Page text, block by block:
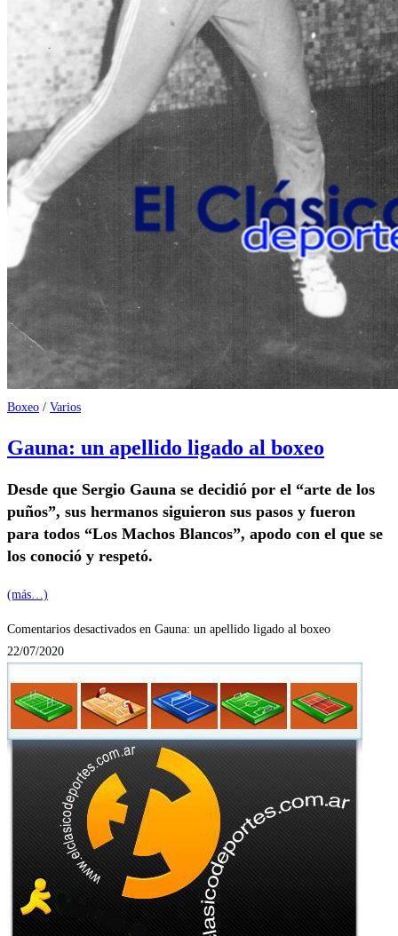
Boxeo / Varios
Gauna: un apellido ligado al boxeo
Desde que Sergio Gauna se decidió por el “arte de los
puños”, sus hermanos siguieron sus pasos y fueron
para todos “Los Machos Blancos”, apodo con el que se
los conoció y respetó.
(más…)
Comentarios desactivados en Gauna: un apellido ligado al boxeo
22/07/2020